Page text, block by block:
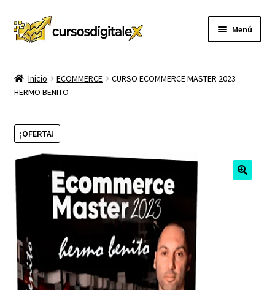
Ir
a
Ir
al
Menú
TIENDA
CURSOS
hijo
MEMBRESIA
MI CUENTA
CARRITO
CONTACTO
Inicio ECOMMERCE
CURSO ECOMMERCE MASTER 2023
HERMO BENITO
¡OFERTA!